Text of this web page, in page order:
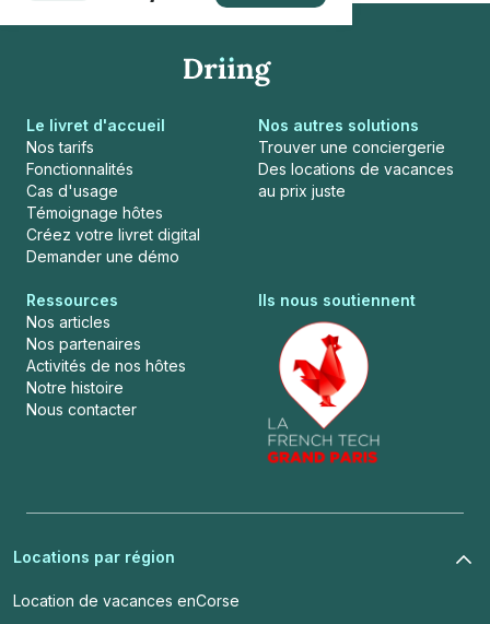
Le livret d'accueil
Nos tarifs
Fonctionnalités
Cas d'usage
Témoignage hôtes
Créez votre livret digital
Demander une démo
Nos autres solutions
Trouver une conciergerie
Des locations de vacances
au prix juste
Ressources
Nos articles
Nos partenaires
Activités de nos hôtes
Notre histoire
Nous contacter
Ils nous soutiennent
Locations par région
Location de vacances enCorse